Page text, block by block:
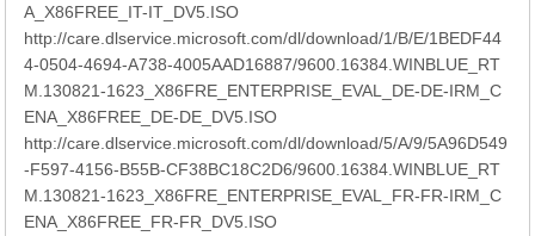
A_X86FREE_IT-IT_DV5.ISO
http://care.dlservice.microsoft.com/dl/download/1/B/E/1BEDF44
4-0504-4694-A738-4005AAD16887/9600.16384.WINBLUE_RT
M.130821-1623_X86FRE_ENTERPRISE_EVAL_DE-DE-IRM_C
ENA_X86FREE_DE-DE_DV5.ISO
http://care.dlservice.microsoft.com/dl/download/5/A/9/5A96D549
-F597-4156-B55B-CF38BC18C2D6/9600.16384.WINBLUE_RT
M.130821-1623_X86FRE_ENTERPRISE_EVAL_FR-FR-IRM_C
ENA_X86FREE_FR-FR_DV5.ISO